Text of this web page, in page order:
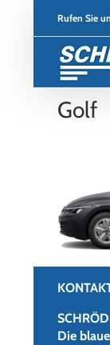
Rufen Sie
Golf
Die